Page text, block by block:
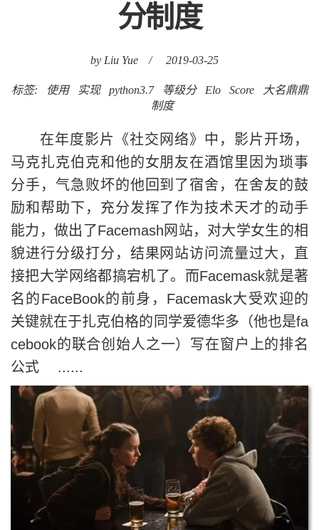
分制度
by Liu Yue / 2019-03-25
标签: 使用 实现 python3.7 等级分 Elo Score
大名鼎鼎
制度
在年度影片《社交网络》中，影片开场，
马克扎克伯克和他的女朋友在酒馆里因为琐事
分手，气急败坏的他回到了宿舍，在舍友的鼓
励和帮助下，充分发挥了作为技术天才的动手
能力，做出了Facemash网站，对大学女生的相
貌进行分级打分，结果网站访问流量过大，直
接把大学网络都搞宕机了。而Facemask就是著
名的FaceBook的前身，Facemask大受欢迎的
关键就在于扎克伯格的同学爱德华多（他也是fa
cebook的联合创始人之一）写在窗户上的排名
公式 ......